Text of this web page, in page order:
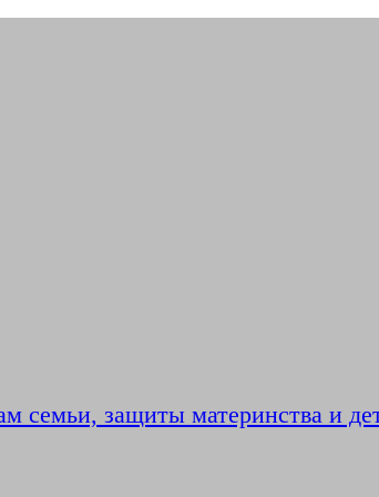
семьи, защиты материнства и